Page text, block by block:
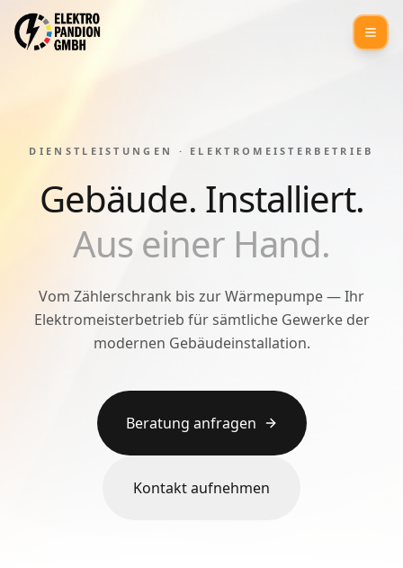
DIENSTLEISTUNGEN · ELEKTROMEISTERBETRIEB
Gebäude. Installiert.
Aus einer Hand.
Vom Zählerschrank bis zur Wärmepumpe — Ihr
Elektromeisterbetrieb für sämtliche Gewerke der
modernen Gebäudeinstallation.
Beratung anfragen
Kontakt aufnehmen